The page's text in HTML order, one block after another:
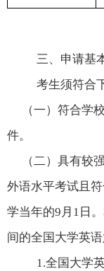
三、申请基
考生须符合
（一）符合学
件。
（二）具有较
外语水平考试且
学当年的9 月 1 日
间的全国大学英
1.全国大学